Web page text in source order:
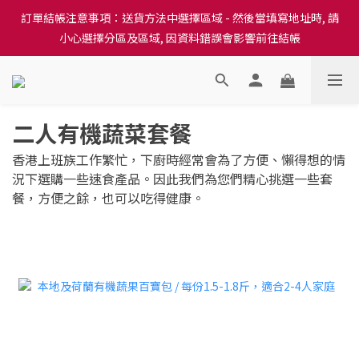
訂單結帳注意事項：送貨方法中選擇區域 - 然後當填寫地址時, 請
小心選擇分區及區域, 因資料錯誤會影響前往結帳
訂單結帳注意事項：送貨方法中選擇區域 - 然後當填寫地址時, 請
小心選擇分區及區域, 因資料錯誤會影響前往結帳
隆重推出本地培育田香雞、金棠雞、粵皇鷄及平原雞等，想食靚雞
訂單結帳注意事項：送貨方法中選擇區域 - 然後當填寫地址時, 請
小心選擇分區及區域, 因資料錯誤會影響前往結帳
二人有機蔬菜套餐
香港上班族工作繁忙，下廚時經常會為了方便、懶得想的情
況下選購一些速食產品。因此我們為您們精心挑選一些套
餐，方便之餘，也可以吃得健康。